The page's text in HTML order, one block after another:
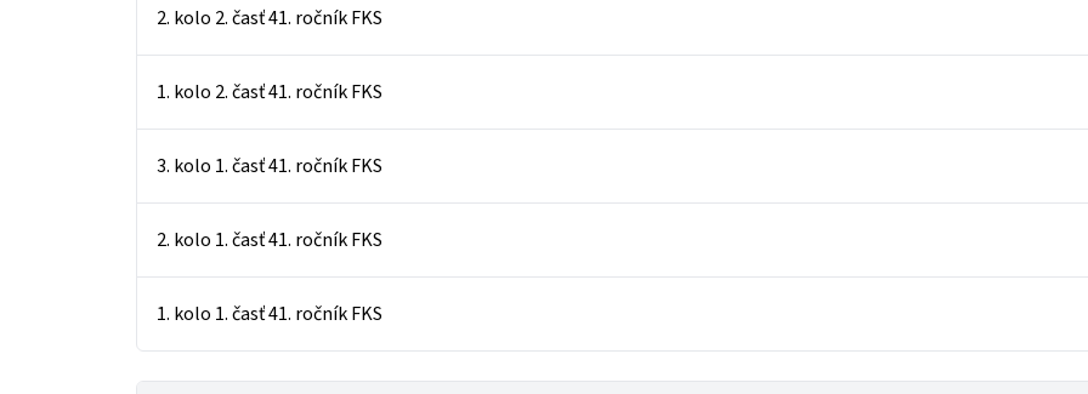
2. kolo 2. časť 41. ročník FKS
1. kolo 2. časť 41. ročník FKS
3. kolo 1. časť 41. ročník FKS
2. kolo 1. časť 41. ročník FKS
1. kolo 1. časť 41. ročník FKS